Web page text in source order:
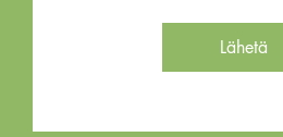
Lähetä